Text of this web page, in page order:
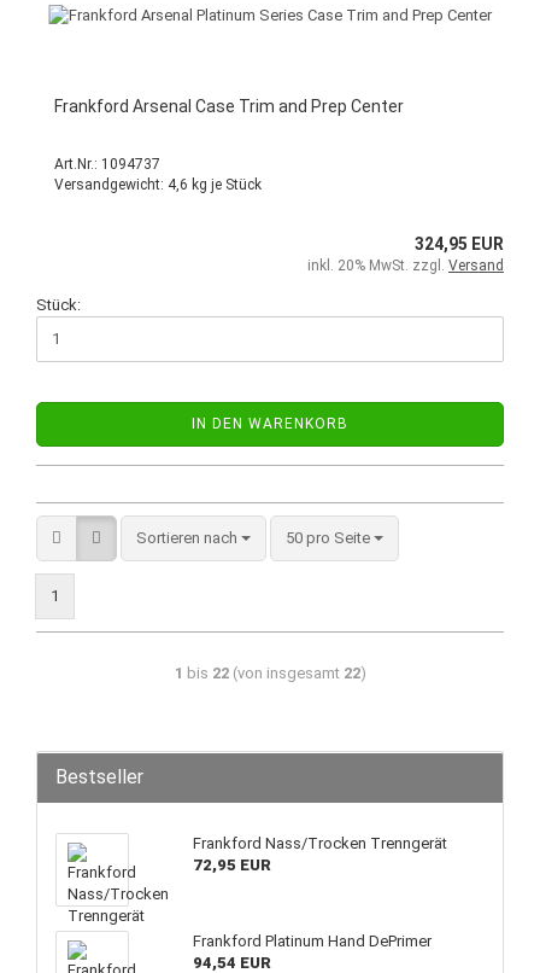
Frankford Arsenal Case Trim and Prep Center
Art.Nr.: ‎‎1094737
Versandgewicht: 4,6 kg je Stück
324,95 EUR
inkl. 20% MwSt. zzgl. Versand
Stück:
IN DEN WARENKORB
Sortieren nach 50 pro Seite
1
1 bis 22(von insgesamt 22)
Bestseller
Frankford Nass/Trocken Trenngerät
72,95 EUR
Frankford Platinum Hand DePrimer
94,54 EUR